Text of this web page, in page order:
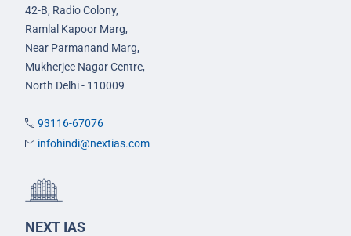
42-B, Radio Colony,
Ramlal Kapoor Marg,
Near Parmanand Marg,
Mukherjee Nagar Centre,
North Delhi - 110009
93116-67076
infohindi@nextias.com
NEXT IAS